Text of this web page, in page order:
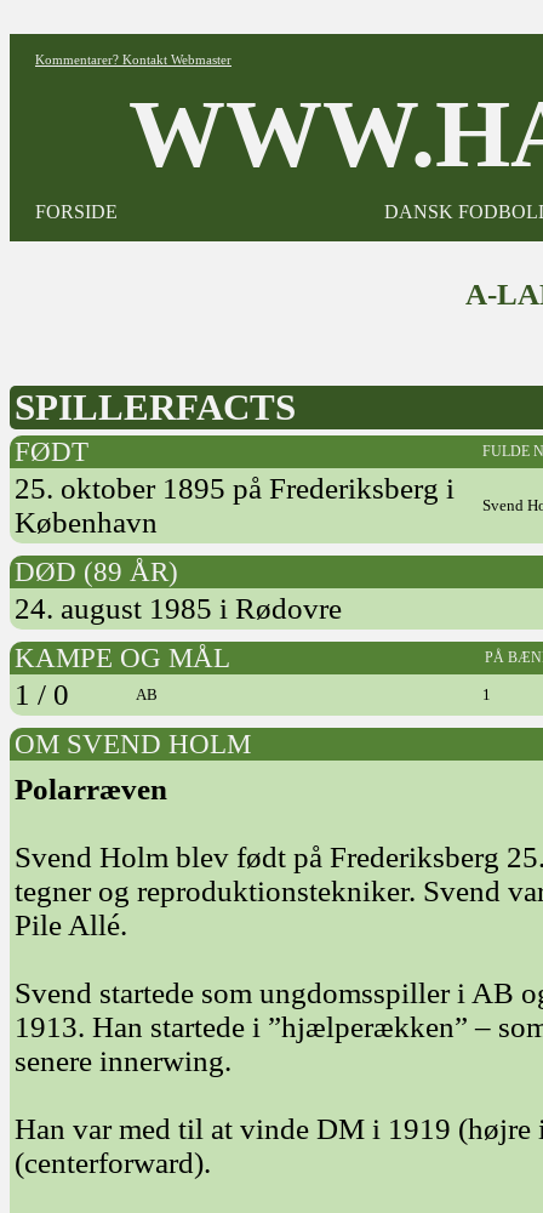
Kommentarer? Kontakt Webmaster
FORSIDE DANSK
A-
SPILLERFACTS
FØDT FULDE
25. oktober 1895 på Frederiksberg i
København
Svend
DØD (89 ÅR)
24. august 1985 i Rødovre
KAMPE OG MÅL PÅ
1 / 0 AB 1
OM SVEND HOLM
Polarræven
Svend Holm blev født på Frederiksberg
tegner og reproduktionstekniker. Svend
Pile Allé.
Svend startede som ungdomsspiller i AB
1913. Han startede i ”hjælperækken” –
senere innerwing.
Han var med til at vinde DM i 1919
(centerforward).